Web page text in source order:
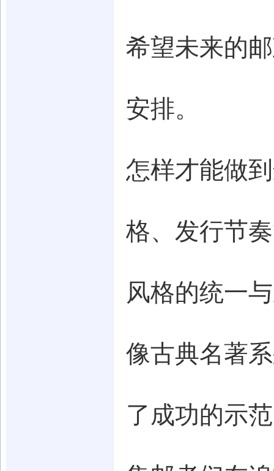
希望未来的
安排。
怎样才能做
格、发行节
风格的统一
像古典名著
了成功的示